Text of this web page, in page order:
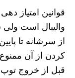
قوانین امتیاز
والیبال است
از سرشانه تا
کردن از آن
قبل از خروج توپ